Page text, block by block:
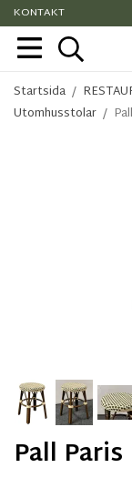
KONTAKT
Startsida /
Utomhusstolar /
Pall